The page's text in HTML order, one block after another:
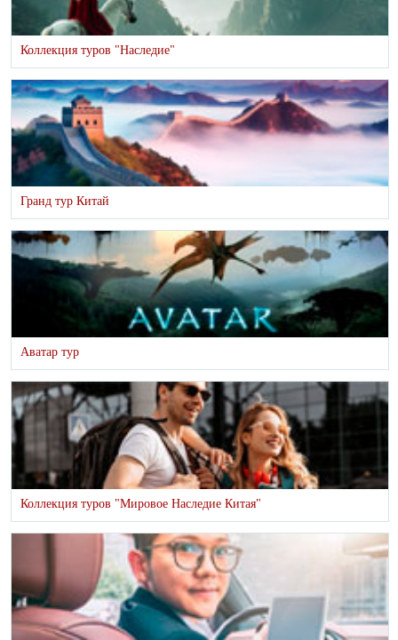
Коллекция туров "Наследие"
Гранд тур Китай
Аватар тур
Коллекция туров "Мировое Наследие Китая"